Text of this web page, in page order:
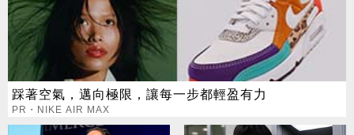
踩著空氣，邁向極限，讓每一步都輕盈有力
PR・NIKE AIR MAX